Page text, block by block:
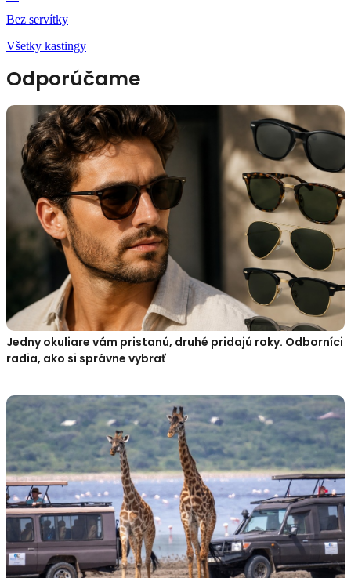
Bez servítky
Všetky kastingy
Odporúčame
Jedny okuliare vám pristanú, druhé pridajú roky. Odborníci
radia, ako si správne vybrať